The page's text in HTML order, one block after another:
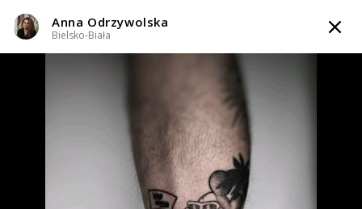
TATTOOARTIST
Anna Odrzywolska
Bielsko-Biała
Dotwork / Graficzny / Sketch / Minimalizm
WIADOMOŚĆ
Anna Odrzywolska
Bielsko-Biała